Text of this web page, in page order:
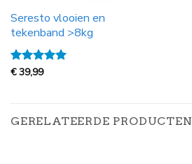
Seresto vlooien en
tekenband >8kg
Gewaardeerd
€39,99
GERELATEERDE PRODUCTEN